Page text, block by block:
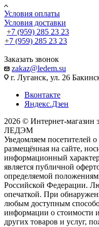
Условия оплаты
Условия доставки
+7 (959) 285 23 23
+7 (959) 285 23 23
Заказать звонок
zakaz@ledem.su
г. Луганск, ул. 26
Вконтакте
Яндекс.Дзен
2026 © Интернет-магазин
ЛЕДЭМ
Уведомляем посетителей
размещённая на сайте,
информационный
является публичной
определяемой
Российской Федерации.
опечаткой. При
любым доступным
информации о стоимости
других товаров и услуг,